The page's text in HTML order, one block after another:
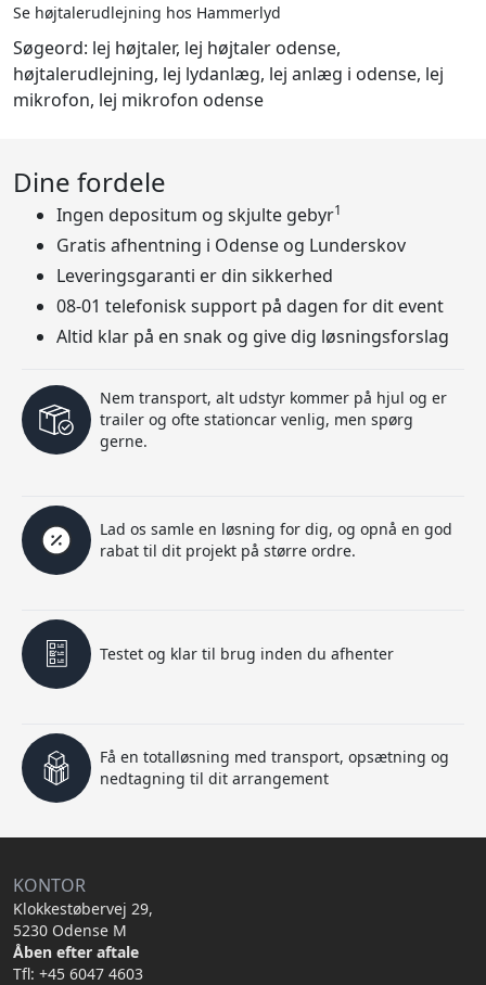
Se højtalerudlejning hos Hammerlyd
Søgeord: lej højtaler, lej højtaler odense,
højtalerudlejning, lej lydanlæg, lej anlæg i odense, lej
mikrofon, lej mikrofon odense
Dine fordele
Ingen depositum og skjulte gebyr1
Gratis afhentning i Odense og Lunderskov
Leveringsgaranti er din sikkerhed
08-01 telefonisk support på dagen for dit event
Altid klar på en snak og give dig løsningsforslag
Nem transport, alt udstyr kommer på hjul og er
trailer og ofte stationcar venlig, men spørg
gerne.
Lad os samle en løsning for dig, og opnå en god
rabat til dit projekt på større ordre.
Testet og klar til brug inden du afhenter
Få en totalløsning med transport, opsætning og
nedtagning til dit arrangement
KONTOR
Klokkestøbervej 29,
5230 Odense M
Åben efter aftale
Tfl: +45 6047 4603